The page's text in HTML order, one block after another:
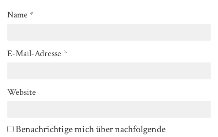
Name *
E-Mail-Adresse *
Website
Benachrichtige mich über nachfolgende